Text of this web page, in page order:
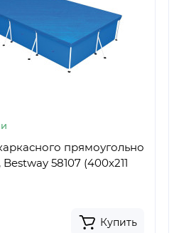
прямоугольно
58107 (400х211
Купить